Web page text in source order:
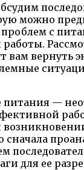
можно
с
работы.
вам вернуть
питания —
для ее